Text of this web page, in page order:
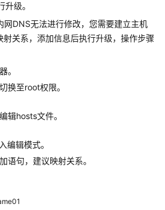
级。
网DNS无法进行修改，您需要建立主机
射关系，添加信息后执行升级，操作步骤
。
换至root权限。
辑hosts文件。
编辑模式。
语句，建议映射关系。